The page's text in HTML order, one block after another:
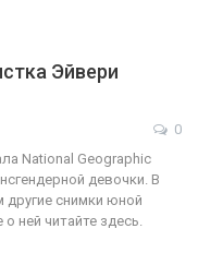
Эйвери
0
National Geographic
девочки. В
снимки юной
ней читайте здесь.